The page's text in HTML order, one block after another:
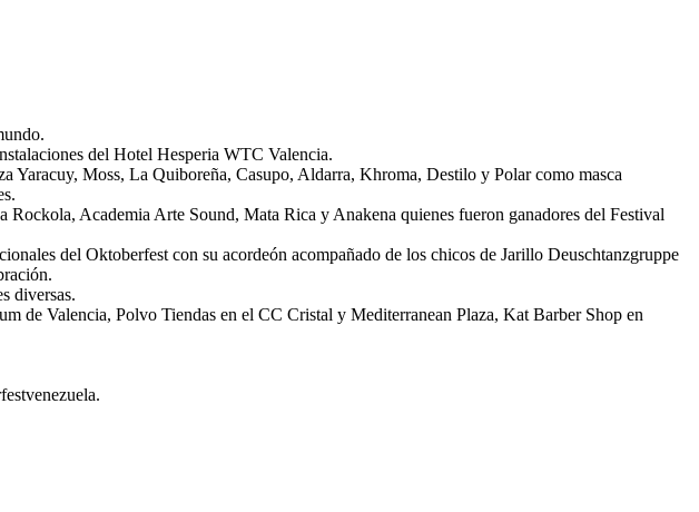
del Hotel Hesperia WTC Valencia.
Yaracuy, Moss, La Quiboreña, Casupo, Aldarra, Khroma, Destilo y Polar como masca
Academia Arte Sound, Mata Rica y Anakena quienes fueron ganadores del Festival
del Oktoberfest con su acordeón acompañado de los chicos de Jarillo Deuschtanzgruppe
diversas.
de Valencia, Polvo Tiendas en el CC Cristal y Mediterranean Plaza, Kat Barber Shop en